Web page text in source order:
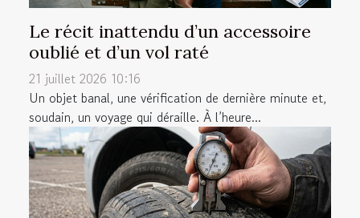
Le récit inattendu d’un accessoire
oublié et d’un vol raté
21 juillet 2026 10:16
Un objet banal, une vérification de dernière minute et,
soudain, un voyage qui déraille. À l’heure...